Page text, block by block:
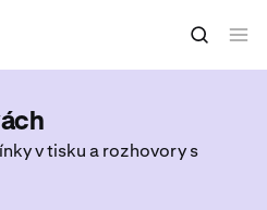
v tisku a rozhovory s